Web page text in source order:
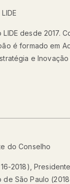
desde 2017.
é formado em
e
do Conselho
2018),
São Paulo